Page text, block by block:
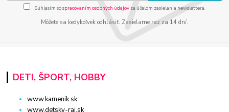
Súhlasím sospracovaním osobných údajov za účelom zasielania newslettera.
Môžete sa kedykoľvek odhlásiť. Zasielame raz za 14 dní.
DETI, ŠPORT, HOBBY
www.kamenik.sk
www.detsky-raj.sk